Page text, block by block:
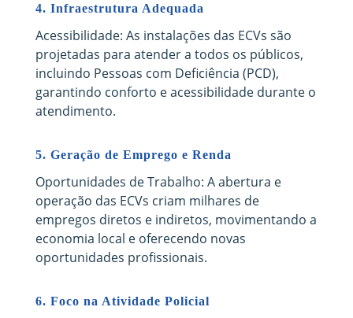
4. Infraestrutura Adequada
Acessibilidade: As instalações das ECVs são
projetadas para atender a todos os públicos,
incluindo Pessoas com Deficiência (PCD),
garantindo conforto e acessibilidade durante o
atendimento.
5. Geração de Emprego e Renda
Oportunidades de Trabalho: A abertura e
operação das ECVs criam milhares de
empregos diretos e indiretos, movimentando a
economia local e oferecendo novas
oportunidades profissionais.
6. Foco na Atividade Policial